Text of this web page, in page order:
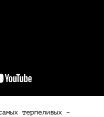
терпеливых –